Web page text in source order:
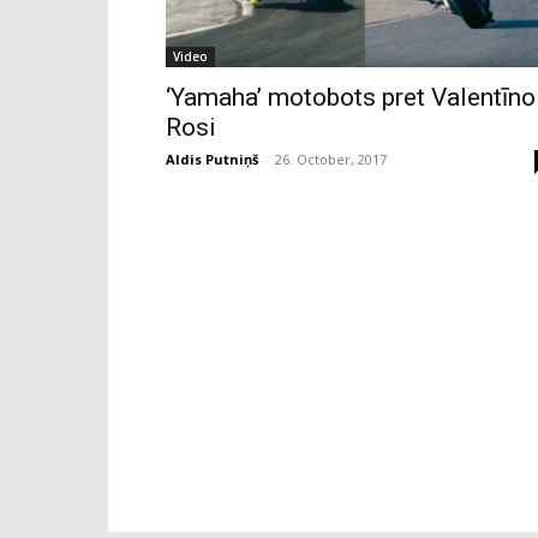
Video
‘Yamaha’ motobots pret Valentīno
Rosi
Aldis Putniņš - 26. October, 2017